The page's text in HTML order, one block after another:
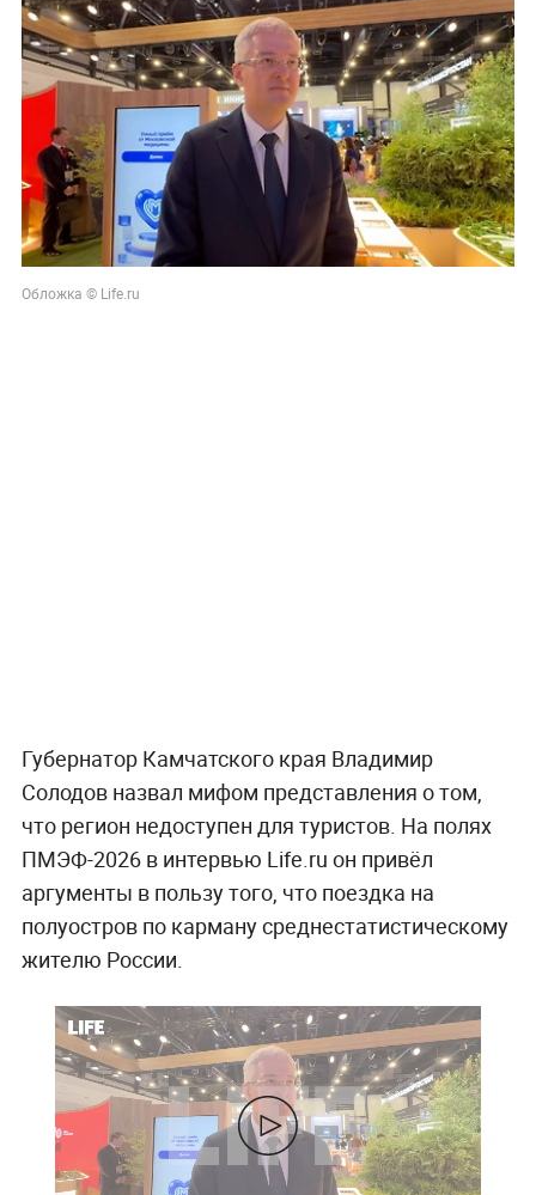
Обложка © Life.ru
Губернатор Камчатского края Владимир
Солодов назвал мифом представления о том,
что регион недоступен для туристов. На полях
ПМЭФ-2026 в интервью Life.ru он привёл
аргументы в пользу того, что поездка на
полуостров по карману среднестатистическому
жителю России.